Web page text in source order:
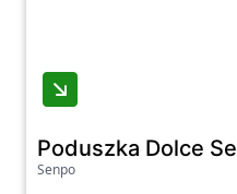
Poduszka Dolce
Senpo